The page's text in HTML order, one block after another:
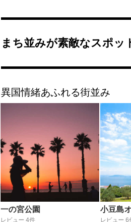
まち並みが素敵なスポッ
異国情緒あふれる街並み
一の宮公園
レビュー 4件
小豆島
レビュー 6